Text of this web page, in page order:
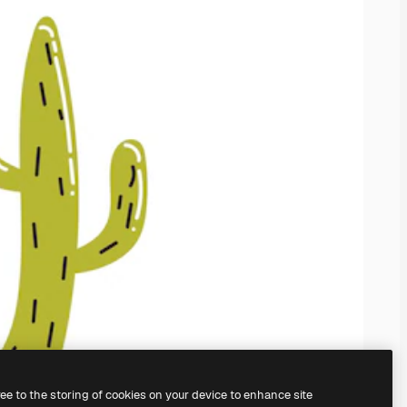
to the storing of cookies on your device to enhance site